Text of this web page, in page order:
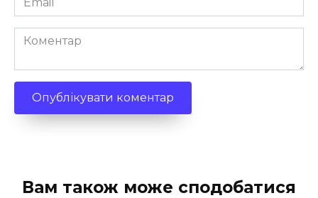
*
Коментар
Вам також може сподобатися